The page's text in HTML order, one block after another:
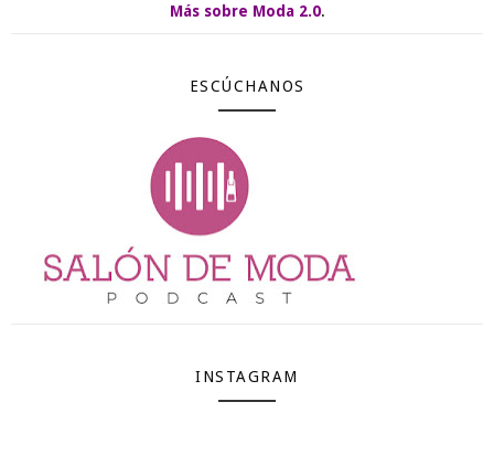
Más sobre Moda 2.0.
ESCÚCHANOS
INSTAGRAM